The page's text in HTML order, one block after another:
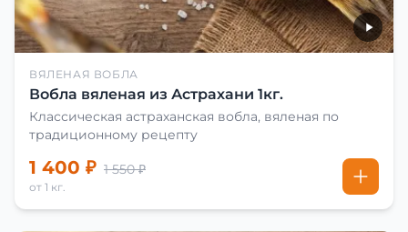
ВЯЛЕНАЯ ВОБЛА
Вобла вяленая из Астрахани 1кг.
Классическая астраханская вобла, вяленая по
традиционному рецепту
1 400 ₽ 1 550 ₽
от 1 кг.